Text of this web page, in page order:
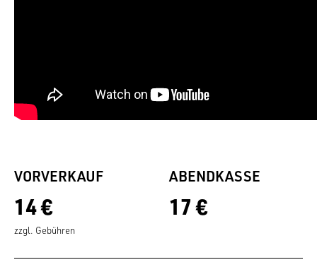
VORVERKAUF
14 €
zzgl. Gebühren
ABENDKASSE
17 €